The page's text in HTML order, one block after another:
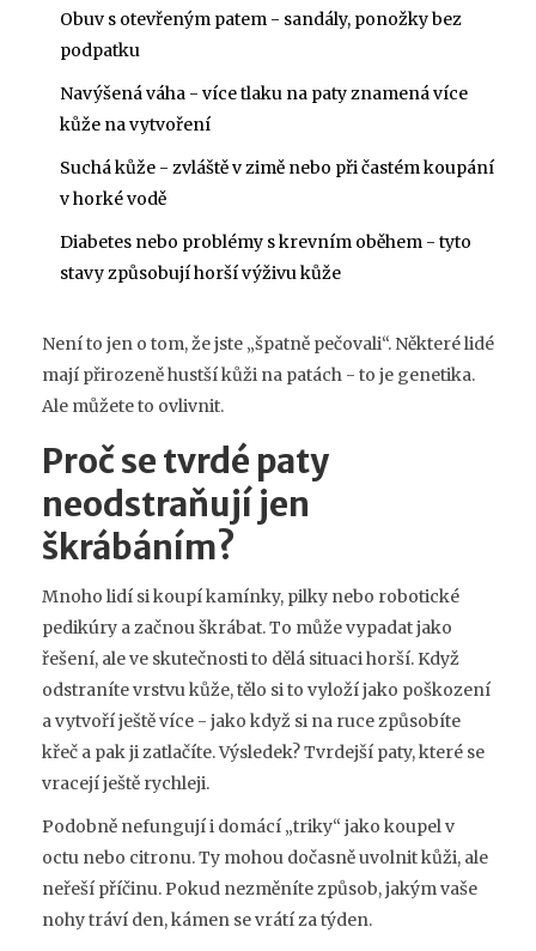
Obuv s otevřeným patem - sandály, ponožky bez
podpatku
Navýšená váha - více tlaku na paty znamená více
kůže na vytvoření
Suchá kůže - zvláště v zimě nebo při častém koupání
v horké vodě
Diabetes nebo problémy s krevním oběhem - tyto
stavy způsobují horší výživu kůže
Není to jen o tom, že jste „špatně pečovali“. Některé lidé
mají přirozeně hustší kůži na patách - to je genetika.
Ale můžete to ovlivnit.
Proč se tvrdé paty
neodstraňují jen
škrábáním?
Mnoho lidí si koupí kamínky, pilky nebo robotické
pedikúry a začnou škrábat. To může vypadat jako
řešení, ale ve skutečnosti to dělá situaci horší. Když
odstraníte vrstvu kůže, tělo si to vyloží jako poškození
a vytvoří ještě více - jako když si na ruce způsobíte
křeč a pak ji zatlačíte. Výsledek? Tvrdejší paty, které se
vracejí ještě rychleji.
Podobně nefungují i domácí „triky“ jako koupel v
octu nebo citronu. Ty mohou dočasně uvolnit kůži, ale
neřeší příčinu. Pokud nezměníte způsob, jakým vaše
nohy tráví den, kámen se vrátí za týden.